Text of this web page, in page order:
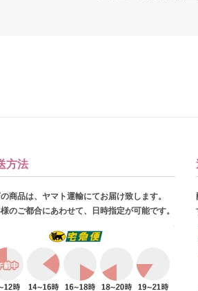
方法
商品は、ヤマト運輸にてお届け致します。
のご都合にあわせて、日時指定が可能です。